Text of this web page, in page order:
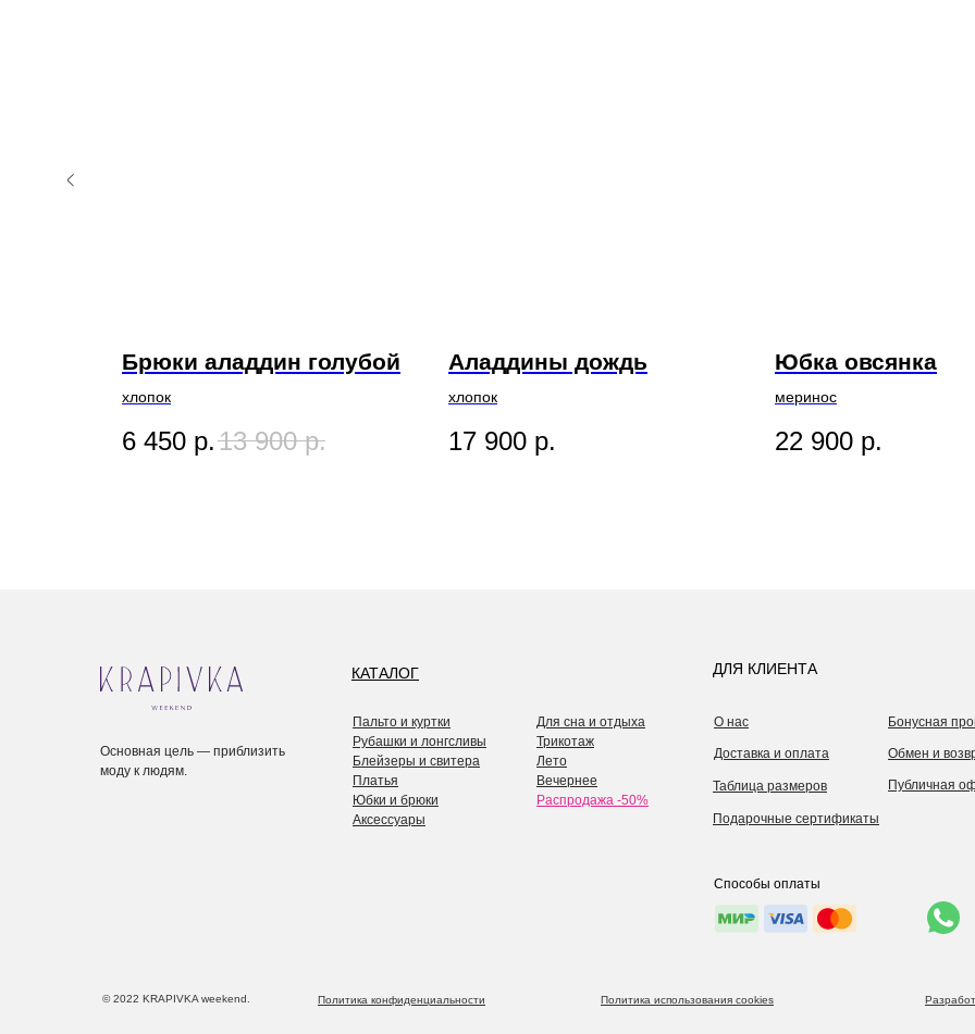
Брюки аладдин голубой
хлопок
6 450 р.13 900 р.
Аладдины дождь
хлопок
17 900 р.
Юбка овсянка
меринос
22 900 р.
КАТАЛОГ
Способы оплаты
© 2022 KRAPIVKA weekend. Политика конфиденциальности Политика использования cookies
Основная цель — приблизить
моду к людям.
О нас
Таблица размеров
Доставка и оплата
ДЛЯ КЛИЕНТА
Обмен и
Бонусная
Публичная
Подарочные сертификаты
Для сна и отдыха
Трикотаж
Лето
Вечернее
Распродажа -50%
Пальто и куртки
Рубашки и лонгсливы
Блейзеры и свитера
Платья
Юбки и брюки
Аксессуары